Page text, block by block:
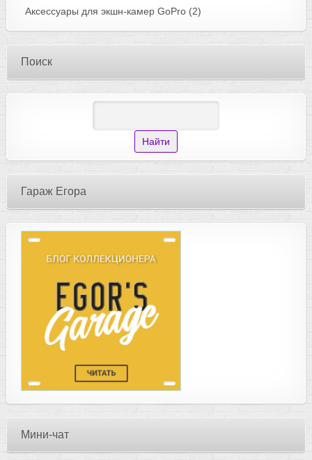
Аксессуары для экшн-камер GoPro (2)
Поиск
Гараж Егора
Мини-чат